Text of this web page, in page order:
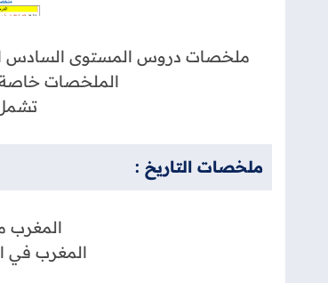
ملخصات دروس المستوى السادس
الملخصات خاصة
ملخصات التاريخ :
المغرب
المغرب في